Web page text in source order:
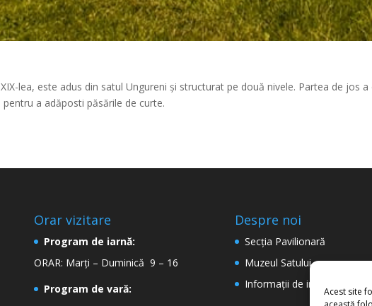
Acest site
lea, este adus din satul Ungureni și structurat pe două nivele. Partea de jos
a adăposti păsările de curte.
Orar vizitare
Program de iarnă:
ORAR: Marți – Duminică 9 – 16
Program de vară:
Despre noi
Secţia Pavilionară
Muzeul Satului
Informaţii de interes public